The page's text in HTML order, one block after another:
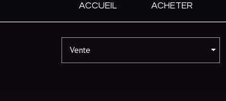
ACCUEIL ACHETER
Vente